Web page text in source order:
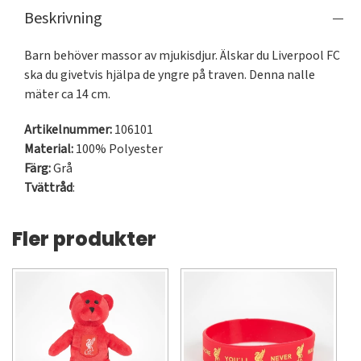
Beskrivning
Barn behöver massor av mjukisdjur. Älskar du Liverpool FC
ska du givetvis hjälpa de yngre på traven. Denna nalle
mäter ca 14 cm.
Artikelnummer:106101
Material:100% Polyester
Färg:Grå
Tvättråd:
Fler produkter